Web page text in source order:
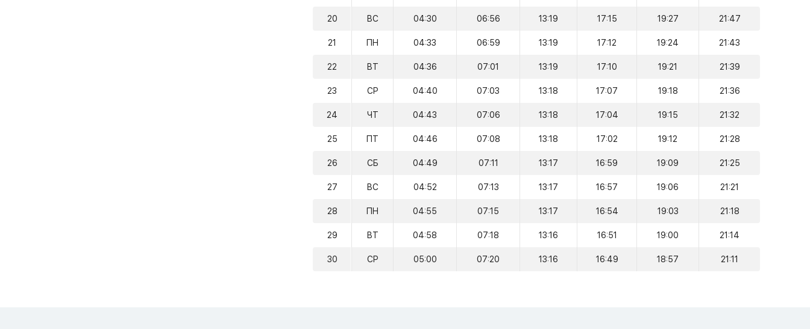
20 ВС 04:30 06:56 13:19 17:15 19:27 21:47
21 ПН 04:33 06:59 13:19 17:12 19:24 21:43
22 ВТ 04:36 07:01 13:19 17:10 19:21 21:39
23 СР 04:40 07:03 13:18 17:07 19:18 21:36
24 ЧТ 04:43 07:06 13:18 17:04 19:15 21:32
25 ПТ 04:46 07:08 13:18 17:02 19:12 21:28
26 СБ 04:49 07:11 13:17 16:59 19:09 21:25
27 ВС 04:52 07:13 13:17 16:57 19:06 21:21
28 ПН 04:55 07:15 13:17 16:54 19:03 21:18
29 ВТ 04:58 07:18 13:16 16:51 19:00 21:14
30 СР 05:00 07:20 13:16 16:49 18:57 21:11